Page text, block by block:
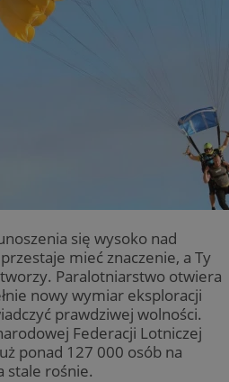
się wysoko nad
mieć znaczenie, a Ty
Paralotniarstwo otwiera
nowy wymiar eksploracji
prawdziwej wolności.
Federacji Lotniczej
ponad 127 000 osób na
stale rośnie.